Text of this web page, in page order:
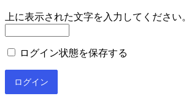
上に表示された文字を入力してください。
ログイン状態を保存する